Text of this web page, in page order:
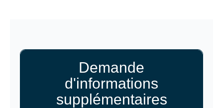
Demande
d'informations
supplémentaires